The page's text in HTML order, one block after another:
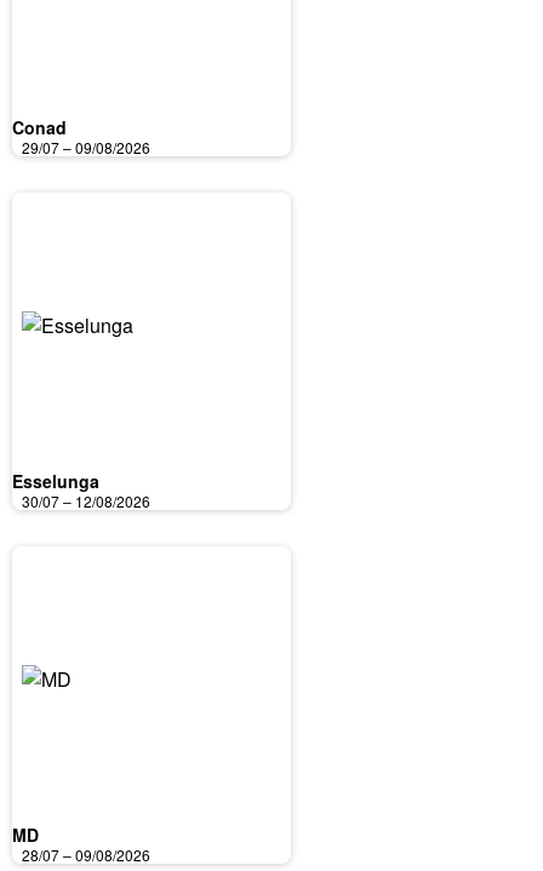
Conad
29/07 – 09/08/2026
Esselunga
30/07 – 12/08/2026
MD
28/07 – 09/08/2026